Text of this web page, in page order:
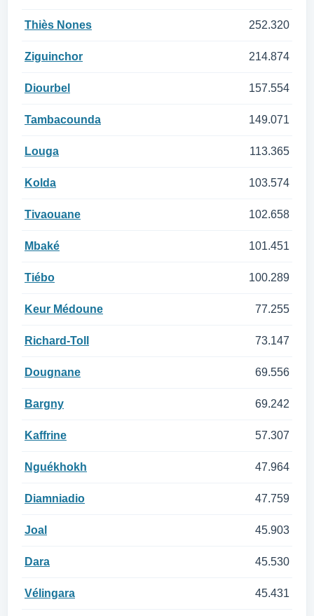
Thiès Nones 252.320
Ziguinchor 214.874
Diourbel 157.554
Tambacounda 149.071
Louga 113.365
Kolda 103.574
Tivaouane 102.658
Mbaké 101.451
Tiébo 100.289
Keur Médoune 77.255
Richard-Toll 73.147
Dougnane 69.556
Bargny 69.242
Kaffrine 57.307
Nguékhokh 47.964
Diamniadio 47.759
Joal 45.903
Dara 45.530
Vélingara 45.431